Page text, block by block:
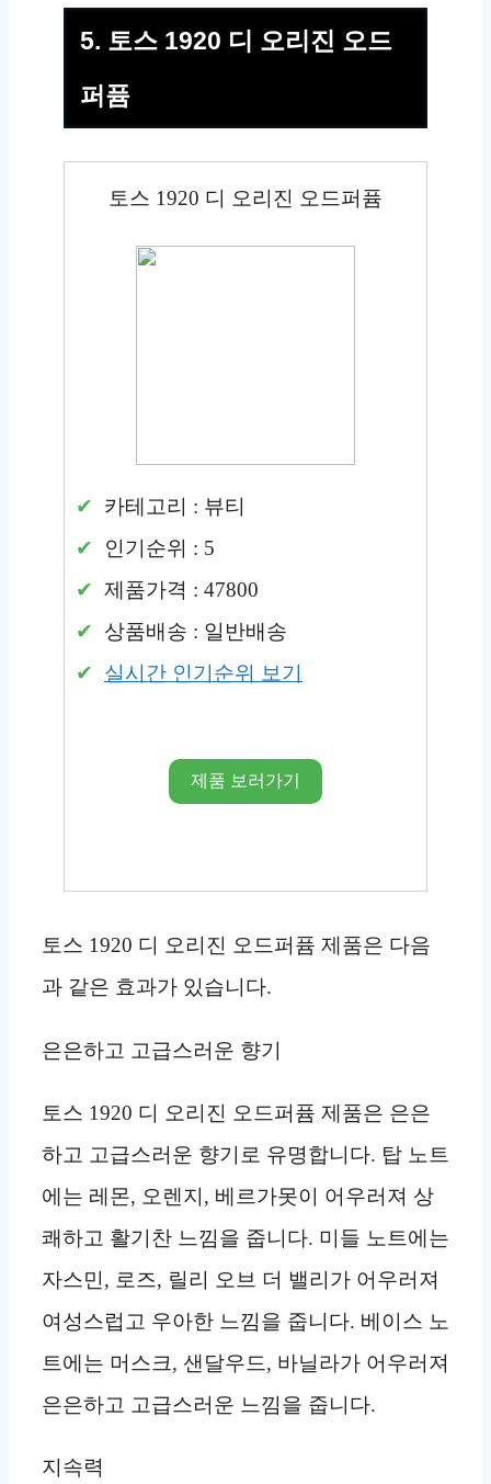
5. 토스 1920 디 오리진 오드
퍼퓸
토스 1920 디 오리진 오드퍼퓸
카테고리 : 뷰티
인기순위 : 5
제품가격 : 47800
상품배송 : 일반배송
실시간 인기순위 보기
제품 보러가기
토스 1920 디 오리진 오드퍼퓸 제품은 다음
과 같은 효과가 있습니다.
은은하고 고급스러운 향기
토스 1920 디 오리진 오드퍼퓸 제품은 은은
하고 고급스러운 향기로 유명합니다. 탑 노트
에는 레몬, 오렌지, 베르가못이 어우러져 상
쾌하고 활기찬 느낌을 줍니다. 미들 노트에는
자스민, 로즈, 릴리 오브 더 밸리가 어우러져
여성스럽고 우아한 느낌을 줍니다. 베이스 노
트에는 머스크, 샌달우드, 바닐라가 어우러져
은은하고 고급스러운 느낌을 줍니다.
지속력